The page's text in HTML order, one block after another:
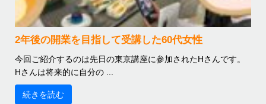
2年後の開業を目指して受講した60代女性
今回ご紹介するのは先日の東京講座に参加されたHさんです。
Hさんは将来的に自分の ...
続きを読む